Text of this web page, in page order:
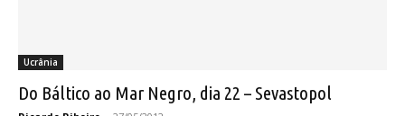
Ucrânia
Do Báltico ao Mar Negro, dia 22 – Sevastopol